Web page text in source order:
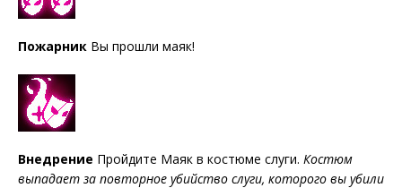
Пожарник Вы прошли маяк!
Внедрение Пройдите Маяк в костюме слуги. Костюм
выпадает за повторное убийство слуги, которого вы убили